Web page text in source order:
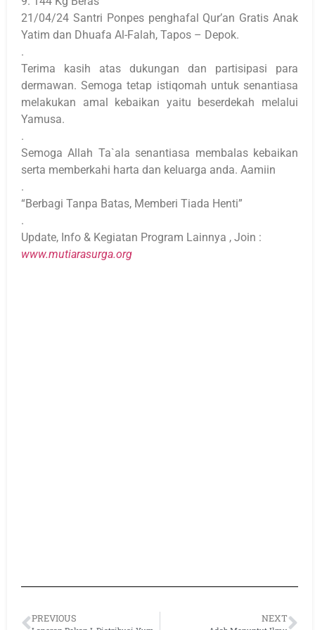
21/04/24 Santri Ponpes penghafal Qur’an Gratis Anak
Yatim dan Dhuafa Al-Falah, Tapos – Depok.
.
Terima kasih atas dukungan dan partisipasi para
dermawan. Semoga tetap istiqomah untuk senantiasa
melakukan amal kebaikan yaitu beserdekah melalui
Yamusa.
.
Semoga Allah Ta`ala senantiasa membalas kebaikan
serta memberkahi harta dan keluarga anda. Aamiin
.
“Berbagi Tanpa Batas, Memberi Tiada Henti”
.
Update, Info & Kegiatan Program Lainnya , Join :
www.mutiarasurga.org
PREVIOUS NEXT